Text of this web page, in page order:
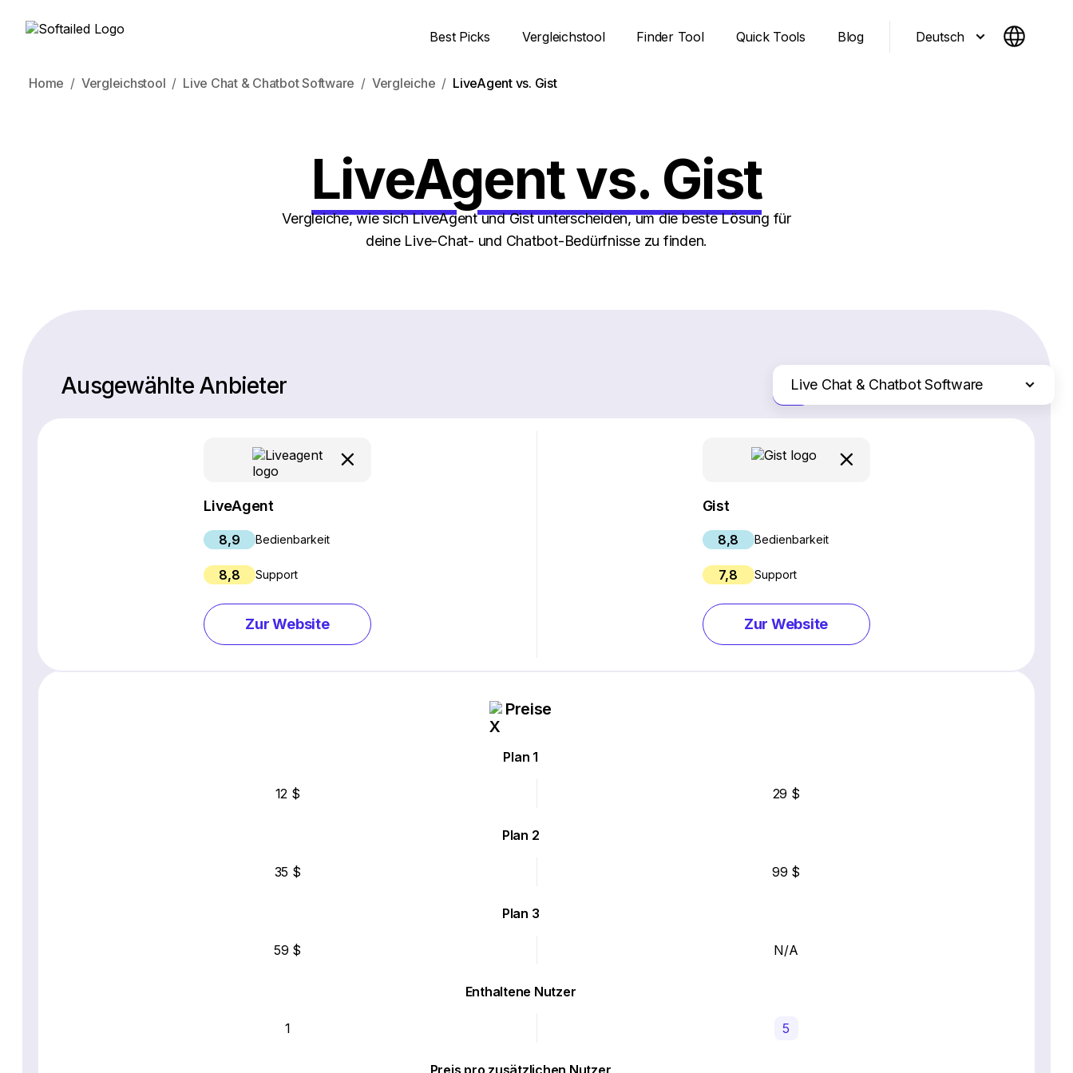
Best Picks Vergleichstool Finder Tool Quick Tools Blog Deutsch
Home Vergleichstool Live Chat & Chatbot Software Vergleiche LiveAgent vs. Gist
LiveAgent vs. Gist
Vergleiche, wie sich LiveAgent und Gist unterscheiden, um die beste Lösung für
deine Live-Chat- und Chatbot-Bedürfnisse zu finden.
Ausgewählte Anbieter Live Chat & Chatbot Software
Webinar-Software
CRM-Software
E-Mail-Marketing-Software
Nur die Unterschiede
LiveAgent
8,9 Bedienbarkeit
8,8 Support
Zur Website
Gist
8,8 Bedienbarkeit
7,8 Support
Zur Website
Preise
Plan 1
12 $ 29 $
Plan 2
35 $ 99 $
Plan 3
59 $ N/A
Enthaltene Nutzer
1 5
Preis pro zusätzlichen Nutzer